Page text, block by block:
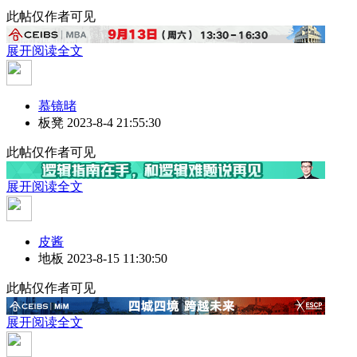
此帖仅作者可见
展开阅读全文
慕镜暏
板凳 2023-8-4 21:55:30
此帖仅作者可见
展开阅读全文
皮酱
地板 2023-8-15 11:30:50
此帖仅作者可见
展开阅读全文